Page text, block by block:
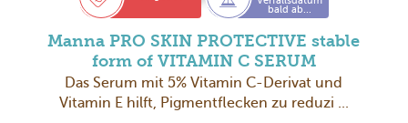
bald ab...
Manna PRO SKIN PROTECTIVE stable
form of VITAMIN C SERUM
Das Serum mit 5% Vitamin C-Derivat und
Vitamin E hilft, Pigmentflecken zu reduzi ...